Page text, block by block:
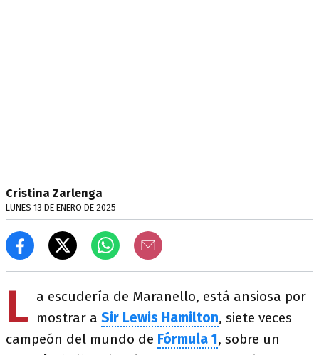
Cristina Zarlenga
LUNES 13 DE ENERO DE 2025
L a escudería de Maranello, está ansiosa por
mostrar a Sir Lewis Hamilton, siete veces
campeón del mundo de Fórmula 1, sobre un